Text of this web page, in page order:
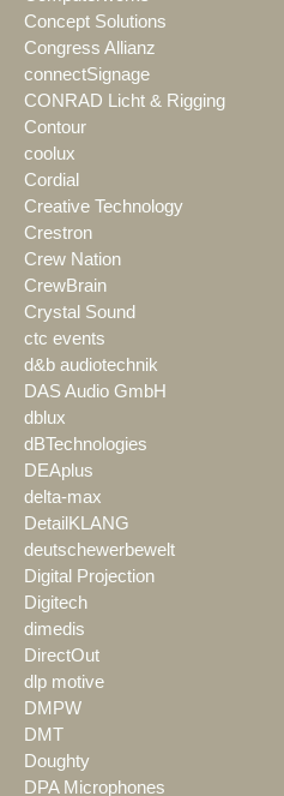
Concept Solutions
Congress Allianz
connectSignage
CONRAD Licht & Rigging
Contour
coolux
Cordial
Creative Technology
Crestron
Crew Nation
CrewBrain
Crystal Sound
ctc events
d&b audiotechnik
DAS Audio GmbH
dblux
dBTechnologies
DEAplus
delta-max
DetailKLANG
deutschewerbewelt
Digital Projection
Digitech
dimedis
DirectOut
dlp motive
DMPW
DMT
Doughty
DPA Microphones